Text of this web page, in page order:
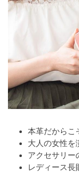
本革だからこ
大人の女性を
アクセサリー
レディース長